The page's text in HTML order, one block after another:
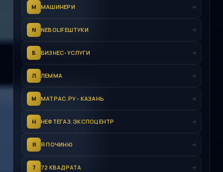
М МАШИНЕРИ
N NEBOLIFEШТУКИ
Б БИЗНЕС-УСЛУГИ
Л ЛЕММА
М МАТРАС.РУ - КАЗАНЬ
Н НЕФТЕГАЗ. ЭКСПОЦЕНТР
Я Я ПОЧИНЮ
7 72 КВАДРАТА